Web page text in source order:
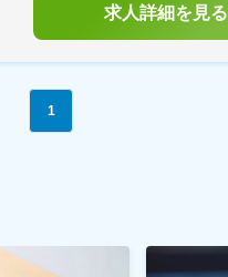
求人詳細を見る
1